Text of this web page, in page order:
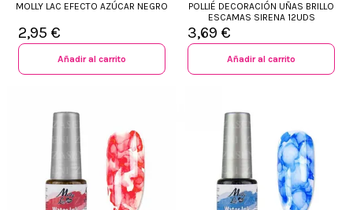
MOLLY LAC EFECTO AZÚCAR NEGRO
2,95 €
Añadir al carrito
POLLIÉ DECORACIÓN UÑAS BRILLO
ESCAMAS SIRENA 12UDS
3,69 €
Añadir al carrito